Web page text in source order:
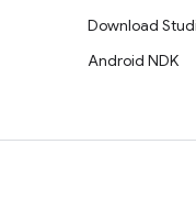
Download
Android NDK